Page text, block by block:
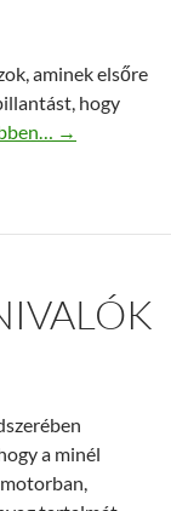
aminek elsőre
hogy
fotók,
→
a minél